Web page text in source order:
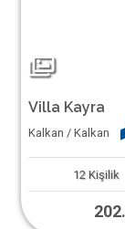
Villa Kayra
Kalkan / Kalkan
12 Kişilik